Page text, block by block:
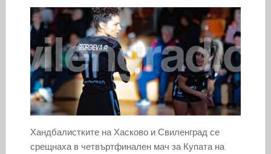
Хандбалистките на Хасково и Свиленград се
срещнаха в четвъртфинален мач за Купата на